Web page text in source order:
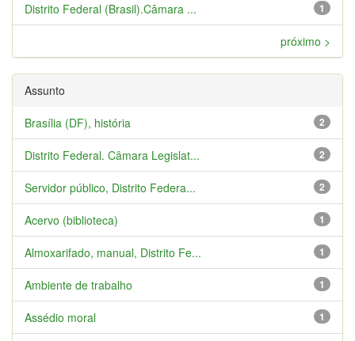
1
Distrito Federal (Brasil).Câmara ...
próximo >
Assunto
2
Brasília (DF), história
2
Distrito Federal. Câmara Legislat...
2
Servidor público, Distrito Federa...
1
Acervo (biblioteca)
1
Almoxarifado, manual, Distrito Fe...
1
Ambiente de trabalho
1
Assédio moral